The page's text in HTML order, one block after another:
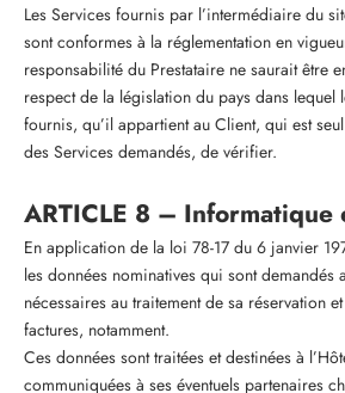
Les Services fournis par l’intermédiaire du
sont conformes à la réglementation en
responsabilité du Prestataire ne saurait être
respect de la législation du pays dans lequel
fournis, qu’il appartient au Client, qui est
des Services demandés, de vérifier.
ARTICLE 8 – Informatique
En application de la loi 78-17 du 6 janvier
les données nominatives qui sont demandés
nécessaires au traitement de sa réservation
factures, notamment.
Ces données sont traitées et destinées à
communiquées à ses éventuels partenaires